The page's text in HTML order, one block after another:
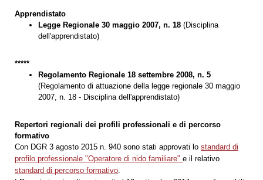
Apprendistato
Legge Regionale 30 maggio 2007, n. 18 (Disciplina
dell'apprendistato)
*****
Regolamento Regionale 18 settembre 2008, n. 5
(Regolamento di attuazione della legge regionale 30 maggio
2007, n. 18 - Disciplina dell'apprendistato)
Repertori regionali dei profili professionali e di percorso
formativo
Con DGR 3 agosto 2015 n. 940 sono stati approvati lo standard di
profilo professionale "Operatore di nido familiare" e il relativo
standard di percorso formativo